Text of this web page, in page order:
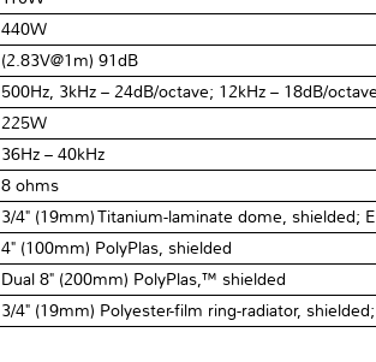
440W
(2.83V@1m) 91dB
500Hz, 3kHz – 24dB/octave; 12kHz – 18dB/
225W
36Hz – 40kHz
8 ohms
3/4" (19mm) Titanium-laminate dome, shielded;
4" (100mm) PolyPlas, shielded
Dual 8" (200mm) PolyPlas,™ shielded
3/4" (19mm) Polyester-film ring-radiator,